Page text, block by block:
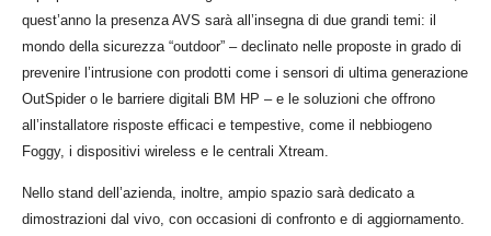
quest’anno la presenza AVS sarà all’insegna di due grandi temi: il
mondo della sicurezza “outdoor” – declinato nelle proposte in grado di
prevenire l’intrusione con prodotti come i sensori di ultima generazione
OutSpider o le barriere digitali BM HP – e le soluzioni che offrono
all’installatore risposte efficaci e tempestive, come il nebbiogeno
Foggy, i dispositivi wireless e le centrali Xtream.
Nello stand dell’azienda, inoltre, ampio spazio sarà dedicato a
dimostrazioni dal vivo, con occasioni di confronto e di aggiornamento.